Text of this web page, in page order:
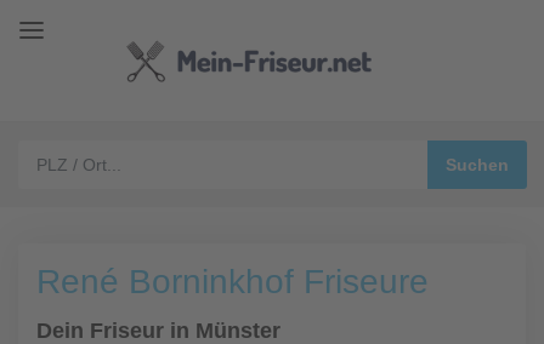
René Borninkhof Friseure
Dein Friseur in Münster